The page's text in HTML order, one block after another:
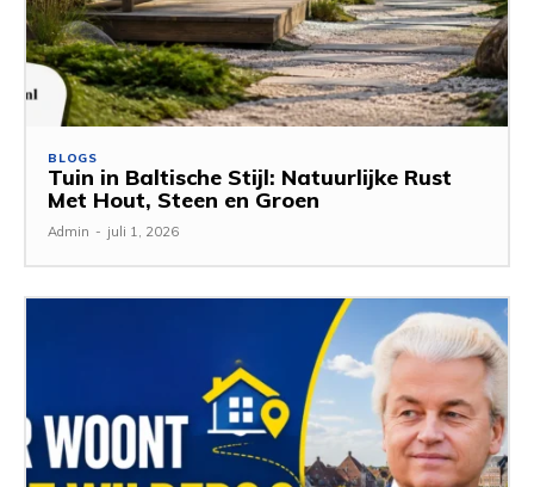
BLOGS
Tuin in Baltische Stijl: Natuurlijke Rust
Met Hout, Steen en Groen
Admin - juli 1, 2026